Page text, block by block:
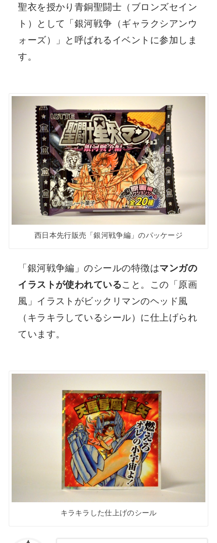
聖衣を授かり青銅聖闘士（ブロンズセイン
ト）として「銀河戦争（ギャラクシアンウ
ォーズ）」と呼ばれるイベントに参加しま
す。
西日本先行販売「銀河戦争編」のパッケージ
「銀河戦争編」のシールの特徴はマンガの
イラストが使われていること。この「原画
風」イラストがビックリマンのヘッド風
（キラキラしているシール）に仕上げられ
ています。
キラキラした仕上げのシール